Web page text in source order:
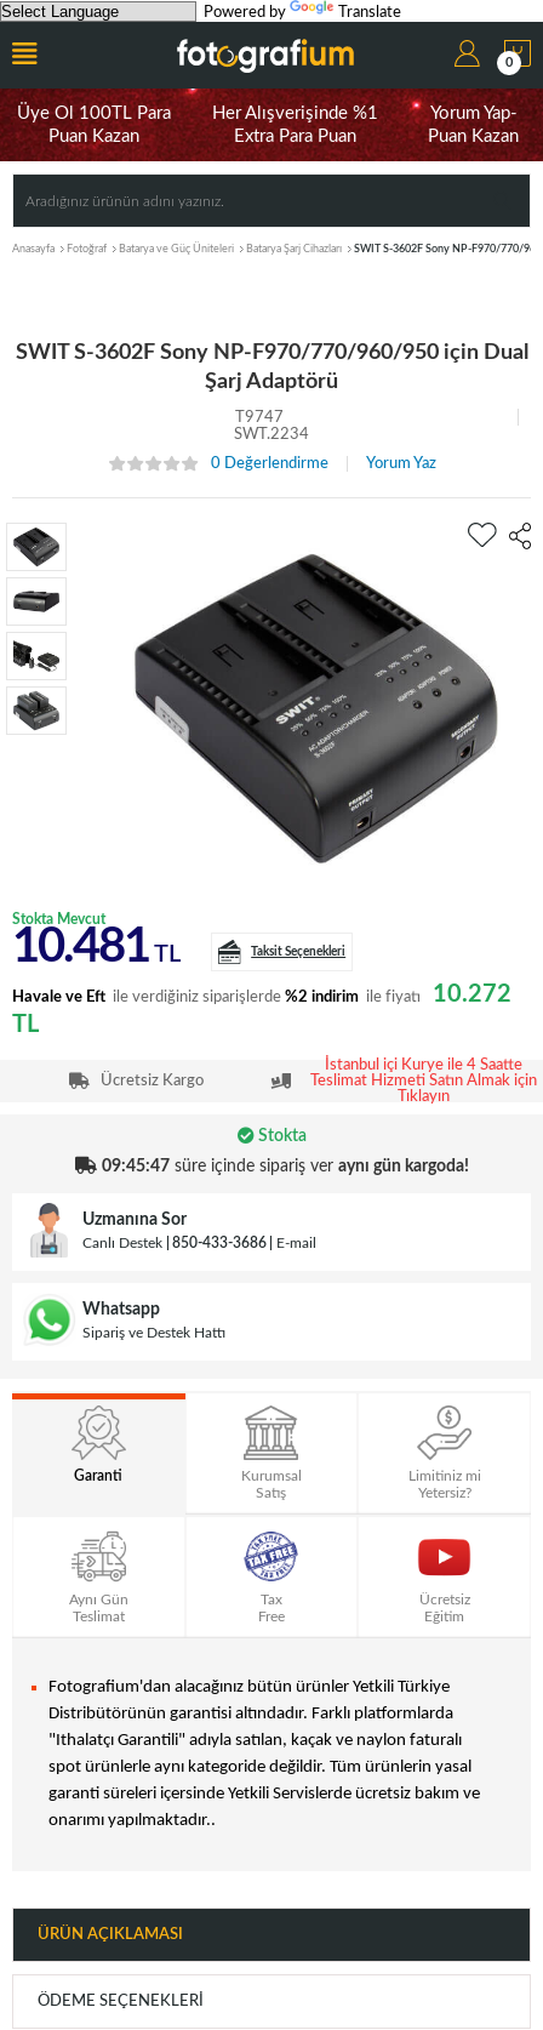
Powered by Translate
0
Üye Ol 100TL Para
Puan Kazan
Her Alışverişinde %1
Extra Para Puan
Yorum Yap-
Puan Kazan
Anasayfa Fotoğraf Batarya ve Güç Üniteleri Batarya Şarj Cihazları SWIT S-3602F Sony NP-F970/770/
SWIT S-3602F Sony NP-F970/770/960/950 için Dual
Şarj Adaptörü
T9747
SWT.2234
0 Değerlendirme
Yorum Yaz
Stokta Mevcut
10.481 TL Taksit Seçenekleri
Havale ve Eft ile verdiğiniz siparişlerde %2 indirim ile fiyatı
10.272
TL
Ücretsiz Kargo
İstanbul içi Kurye ile 4 Saatte
Teslimat Hizmeti Satın Almak için
Tıklayın
Stokta
09:45:47süre içinde sipariş ver aynı gün kargoda!
Uzmanına Sor
Canlı Destek 850-433-3686 E-mail
Whatsapp
Sipariş ve Destek Hattı
Garanti
Kurumsal
Satış
Limitiniz mi
Yetersiz?
Aynı Gün
Teslimat
Tax
Free
Ücretsiz
Eğitim
Fotografium'dan alacağınız bütün ürünler Yetkili Türkiye
Distribütörünün garantisi altındadır. Farklı platformlarda
"Ithalatçı Garantili" adıyla satılan, kaçak ve naylon faturalı
spot ürünlerle aynı kategoride değildir. Tüm ürünlerin yasal
garanti süreleri içersinde Yetkili Servislerde ücretsiz bakım ve
onarımı yapılmaktadır..
ÜRÜN AÇIKLAMASI
ÖDEME SEÇENEKLERI